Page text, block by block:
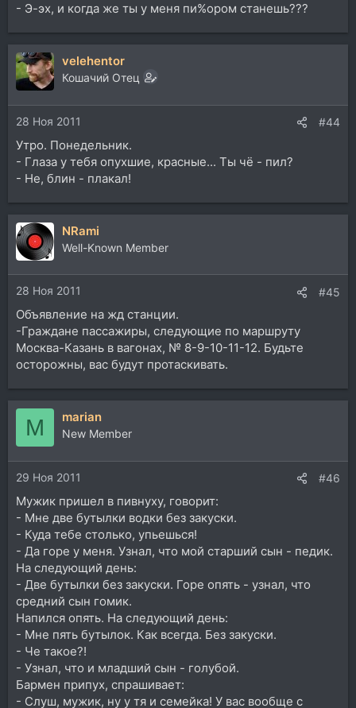
- Э-эх, и когда же ты у меня пи%ором станешь???
velehentor
Кошачий Отец
28 Ноя 2011 #44
Утро. Понедельник.
- Глаза у тебя опухшие, красные... Ты чё - пил?
- Не, блин - плакал!
NRami
Well-Known Member
28 Ноя 2011 #45
Объявление на жд станции.
-Граждане пассажиры, следующие по маршруту
Москва-Казань в вагонах, № 8-9-10-11-12. Будьте
осторожны, вас будут протаскивать.
M marian
New Member
29 Ноя 2011 #46
Мужик пришел в пивнуху, говорит:
- Мне две бутылки водки без закуски.
- Куда тебе столько, упьешься!
- Да горе у меня. Узнал, что мой старший сын - педик.
На следующий день:
- Две бутылки без закуски. Горе опять - узнал, что
средний сын гомик.
Напился опять. На следующий день:
- Мне пять бутылок. Как всегда. Без закуски.
- Че такое?!
- Узнал, что и младший сын - голубой.
Бармен припух, спрашивает:
- Слуш, мужик, ну у тя и семейка! У вас вообще с